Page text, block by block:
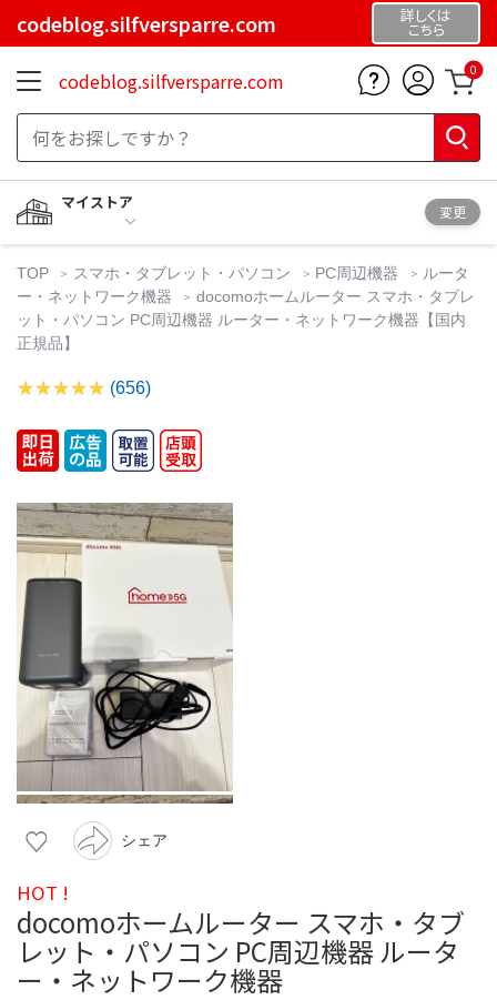
codeblog.silfversparre.com 詳しくは
こちら
codeblog.silfversparre.com 0
マイストア
変更
TOP スマホ・タブレット・パソコン PC周辺機器
ルータ
ー・ネットワーク機器
docomoホームルーター スマホ・タブレ
ット・パソコン PC周辺機器 ルーター・ネットワーク機器【国内
正規品】
(656)
シェア
HOT !
docomoホームルーター スマホ・タブ
レット・パソコン PC周辺機器 ルータ
ー・ネットワーク機器